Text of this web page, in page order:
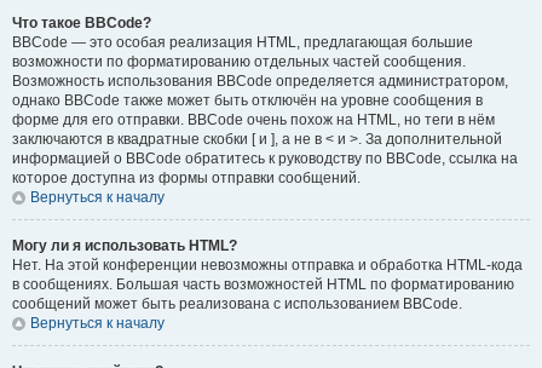
Что такое BBCode?
BBCode — это особая реализация HTML, предлагающая большие
возможности по форматированию отдельных частей сообщения.
Возможность использования BBCode определяется администратором,
однако BBCode также может быть отключён на уровне сообщения в
форме для его отправки. BBCode очень похож на HTML, но теги в нём
заключаются в квадратные скобки [ и ], а не в < и >. За дополнительной
информацией о BBCode обратитесь к руководству по BBCode, ссылка на
которое доступна из формы отправки сообщений.
Вернуться к началу
Могу ли я использовать HTML?
Нет. На этой конференции невозможны отправка и обработка HTML-кода
в сообщениях. Большая часть возможностей HTML по форматированию
сообщений может быть реализована с использованием BBCode.
Вернуться к началу